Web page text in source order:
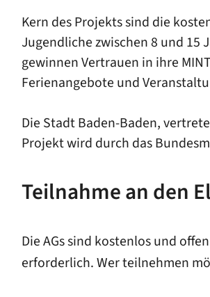
Kern des Projekts sind die
Jugendliche zwischen 8 und 15
gewinnen Vertrauen in ihre
Ferienangebote und
Die Stadt Baden-Baden,
Projekt wird durch das
Teilnahme an den
Die AGs sind kostenlos und
erforderlich. Wer teilnehmen